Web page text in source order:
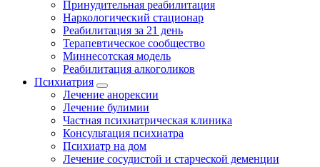
Принудительная реабилитация
Наркологический стационар
Реабилитация за 21 день
Терапевтическое сообщество
Миннесотская модель
Реабилитация алкоголиков
Психиатрия
Лечение анорексии
Лечение булимии
Частная психиатрическая клиника
Консультация психиатра
Психиатр на дом
Лечение сосудистой и старческой деменции